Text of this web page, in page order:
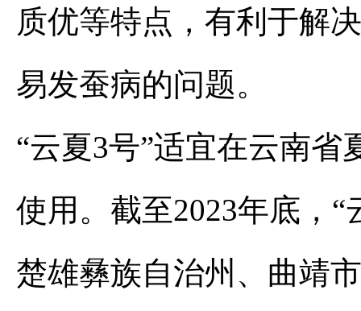
质优等特点，有利于解
易发蚕病的问题。
“云夏3号”适宜在云南
使用。截至2023年底，
楚雄彝族自治州、曲靖